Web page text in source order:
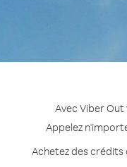
Avec Viber
Appelez
Achetez des crédits